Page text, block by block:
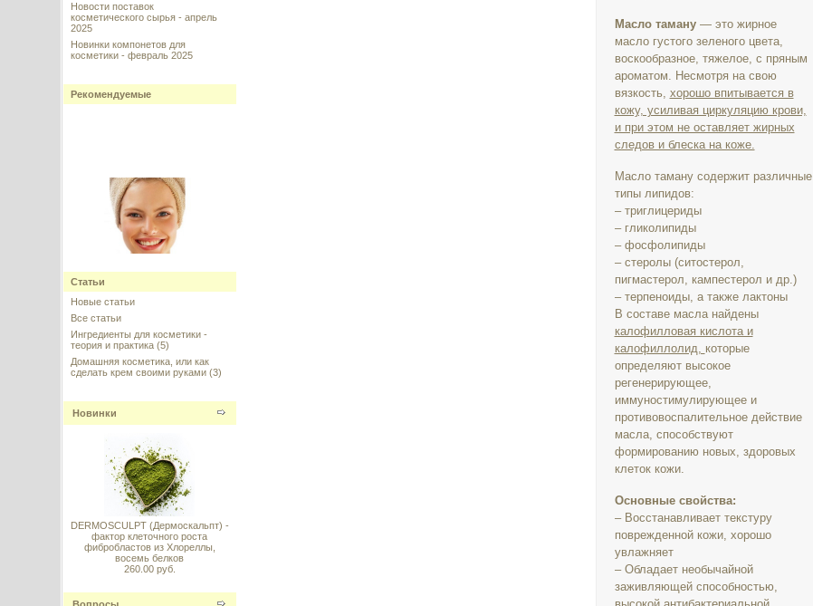
Новости поставок
косметического сырья - апрель
2025
Новинки компонетов для
косметики - февраль 2025
Рекомендуемые
Hallstar, Италия
---------
ресниц, стимуляция волосяной
---------
Гидролизированные
гликозаминогликаны, 5 г
Статьи
Новые статьи
Все статьи
Ингредиенты для косметики -
теория и практика(5)
Домашняя косметика, или как
сделать крем своими руками(3)
Новинки
DERMOSCULPT (Дермоскальпт) -
фактор клеточного роста
фибробластов из Хлореллы,
восемь белков
260.00 руб.
Масло таману— это жирное
масло густого зеленого цвета,
воскообразное, тяжелое, с пряным
ароматом. Несмотря на свою
вязкость, хорошо впитывается в
кожу, усиливая циркуляцию крови,
и при этом не оставляет жирных
следов и блеска на коже.
Масло таману содержит различные
типы липидов:
– триглицериды
– гликолипиды
– фосфолипиды
– стеролы (ситостерол,
пигмастерол, кампестерол и др.)
– терпеноиды, а также лактоны
В составе масла найдены
калофилловая кислота и
калофиллолид, которые
определяют высокое
регенерирующее,
иммуностимулирующее и
противовоспалительное действие
масла, способствуют
формированию новых, здоровых
клеток кожи.
Основные свойства:
– Восстанавливает текстуру
поврежденной кожи, хорошо
увлажняет
– Обладает необычайной
заживляющей способностью,